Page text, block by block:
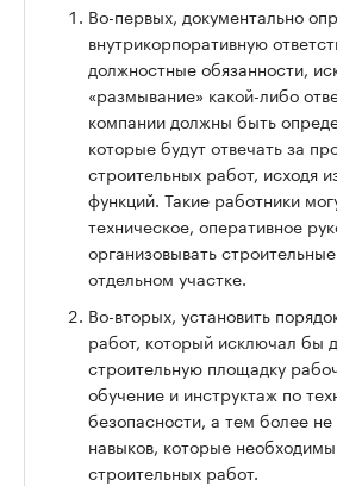
Во-первых, документально
внутрикорпоративную
должностные обязанности,
«размывание» какой-либо
компании должны быть
которые будут отвечать за
строительных работ, исходя
функций. Такие работники
техническое, оперативное
организовывать
отдельном участке.
Во-вторых, установить
работ, который исключал бы
строительную площадку
обучение и инструктаж по
безопасности, а тем более
навыков, которые
строительных работ.